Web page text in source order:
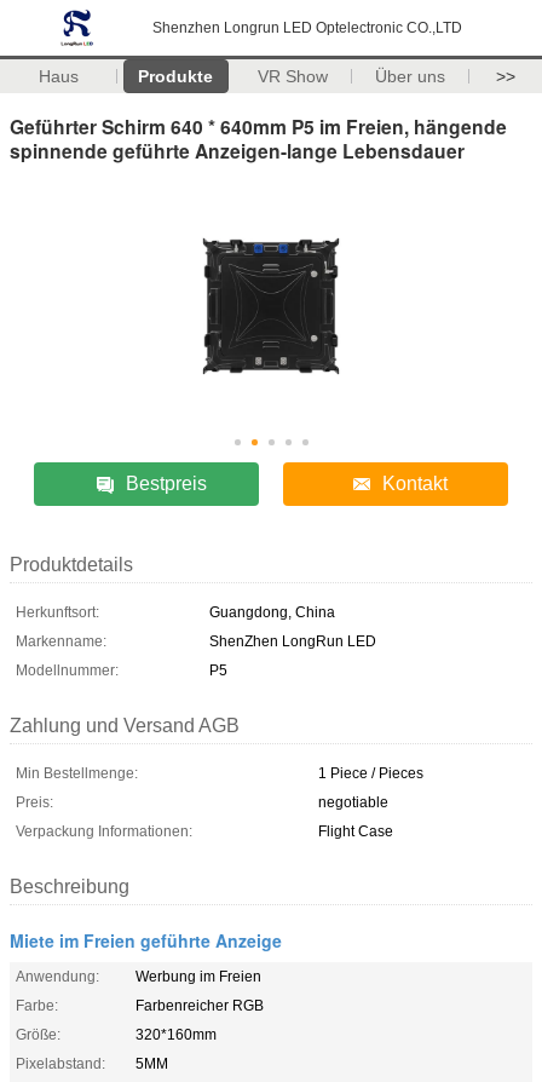
Shenzhen Longrun LED Optelectronic CO.,LTD
Haus Produkte VR Show Über uns >>
Geführter Schirm 640 * 640mm P5 im Freien, hängende
spinnende geführte Anzeigen-lange Lebensdauer
Bestpreis Kontakt
Produktdetails
Herkunftsort:
Guangdong, China
Markenname:
ShenZhen LongRun LED
Modellnummer:
P5
Zahlung und Versand AGB
Min Bestellmenge:
1 Piece / Pieces
Preis:
negotiable
Verpackung Informationen:
Flight Case
Beschreibung
Miete im Freien geführte Anzeige
Anwendung:
Werbung im Freien
Farbe:
Farbenreicher RGB
Größe:
320*160mm
Pixelabstand:
5MM